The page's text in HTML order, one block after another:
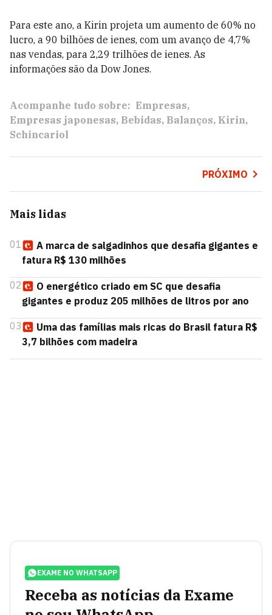
Para este ano, a Kirin projeta um aumento de 60% no
lucro, a 90 bilhões de ienes, com um avanço de 4,7%
nas vendas, para 2,29 trilhões de ienes. As
informações são da Dow Jones.
Acompanhe tudo sobre: Empresas
Empresas japonesas Bebidas Balanços Kirin
Schincariol
PRÓXIMO
Mais lidas
01
A marca de salgadinhos que desafia gigantes e
fatura R$ 130 milhões
02
O energético criado em SC que desafia
gigantes e produz 205 milhões de litros por ano
03
Uma das famílias mais ricas do Brasil fatura R$
3,7 bilhões com madeira
EXAME NO WHATSAPP
Receba as notícias da Exame